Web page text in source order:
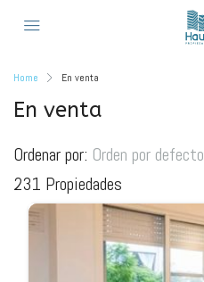
Home En venta
En venta
231 Propiedades
Ordenar por: Orden por defecto